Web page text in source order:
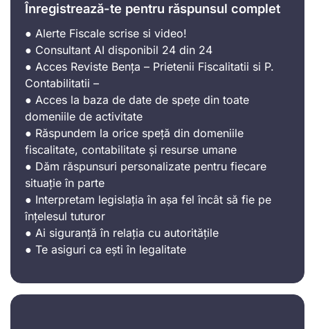
Înregistrează-te pentru răspunsul complet
● Alerte Fiscale scrise si video!
● Consultant AI disponibil 24 din 24
● Acces Reviste Bența – Prietenii Fiscalitatii si P.
Contabilitatii –
● Acces la baza de date de spețe din toate
domeniile de activitate
● Răspundem la orice speță din domeniile
fiscalitate, contabilitate și resurse umane
● Dăm răspunsuri personalizate pentru fiecare
situație în parte
● Interpretam legislația în așa fel încât să fie pe
înțelesul tuturor
● Ai siguranță în relația cu autoritățile
● Te asiguri ca ești în legalitate